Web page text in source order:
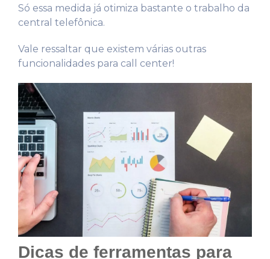
Só essa medida já otimiza bastante o trabalho da
central telefônica.
Vale ressaltar que existem várias outras
funcionalidades para call center!
Dicas de ferramentas para